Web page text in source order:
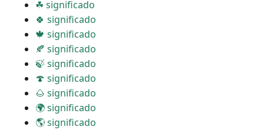
☘ significado
🍀 significado
🍁 significado
🍂 significado
🍃 significado
🍄 significado
🌰 significado
🌍 significado
🌎 significado